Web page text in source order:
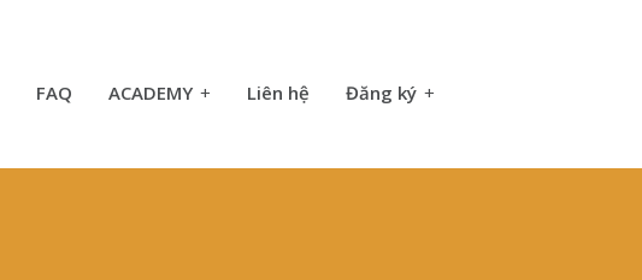
FAQ ACADEMY + Liên hệ Đăng ký +